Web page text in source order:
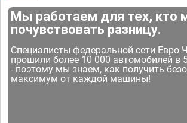
Мы работаем для тех, кто
почувствовать разницу.
Специалисты федеральной сети Евро
прошили более 10 000 автомобилей в
- поэтому мы знаем, как получить
максимум от каждой машины!